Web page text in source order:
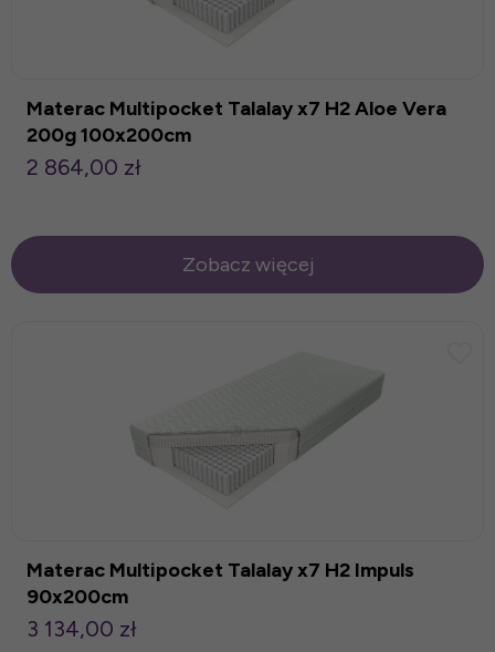
Materac Multipocket Talalay x7 H2 Aloe Vera
200g 100x200cm
2 864,00 zł
Zobacz więcej
Materac Multipocket Talalay x7 H2 Impuls
90x200cm
3 134,00 zł